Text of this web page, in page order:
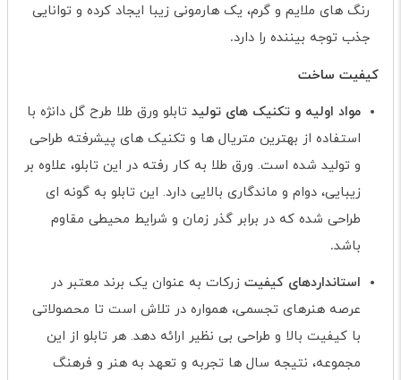
رنگ های ملایم و گرم، یک هارمونی زیبا ایجاد کرده و توانایی
جذب توجه بیننده را دارد.
کیفیت ساخت
مواد اولیه و تکنیک های تولید تابلو ورق طلا طرح گل دانژه با
استفاده از بهترین متریال ها و تکنیک های پیشرفته طراحی
و تولید شده است. ورق طلا به کار رفته در این تابلو، علاوه بر
زیبایی، دوام و ماندگاری بالایی دارد. این تابلو به گونه ای
طراحی شده که در برابر گذر زمان و شرایط محیطی مقاوم
باشد.
استانداردهای کیفیت زرکات به عنوان یک برند معتبر در
عرصه هنرهای تجسمی، همواره در تلاش است تا محصولاتی
با کیفیت بالا و طراحی بی نظیر ارائه دهد. هر تابلو از این
مجموعه، نتیجه سال ها تجربه و تعهد به هنر و فرهنگ